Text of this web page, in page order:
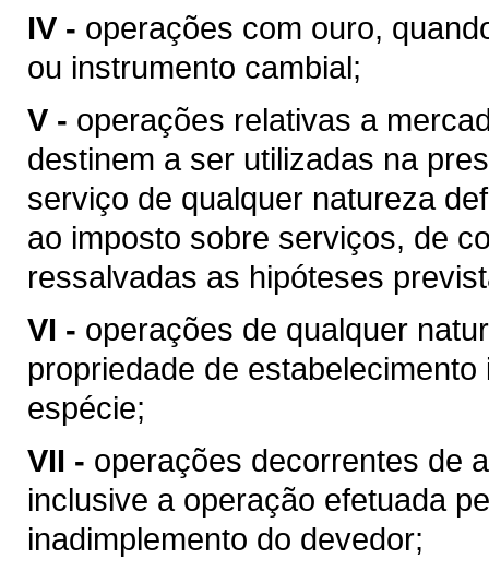
IV - operações com ouro,
ou instrumento cambial;
V - operações relativas a
destinem a ser utilizadas na
serviço de qualquer natureza
ao imposto sobre serviços, de
ressalvadas as hipóteses
VI - operações de qualquer
propriedade de
espécie;
VII - operações decorrentes de
inclusive a operação efetuada
inadimplemento do devedor;